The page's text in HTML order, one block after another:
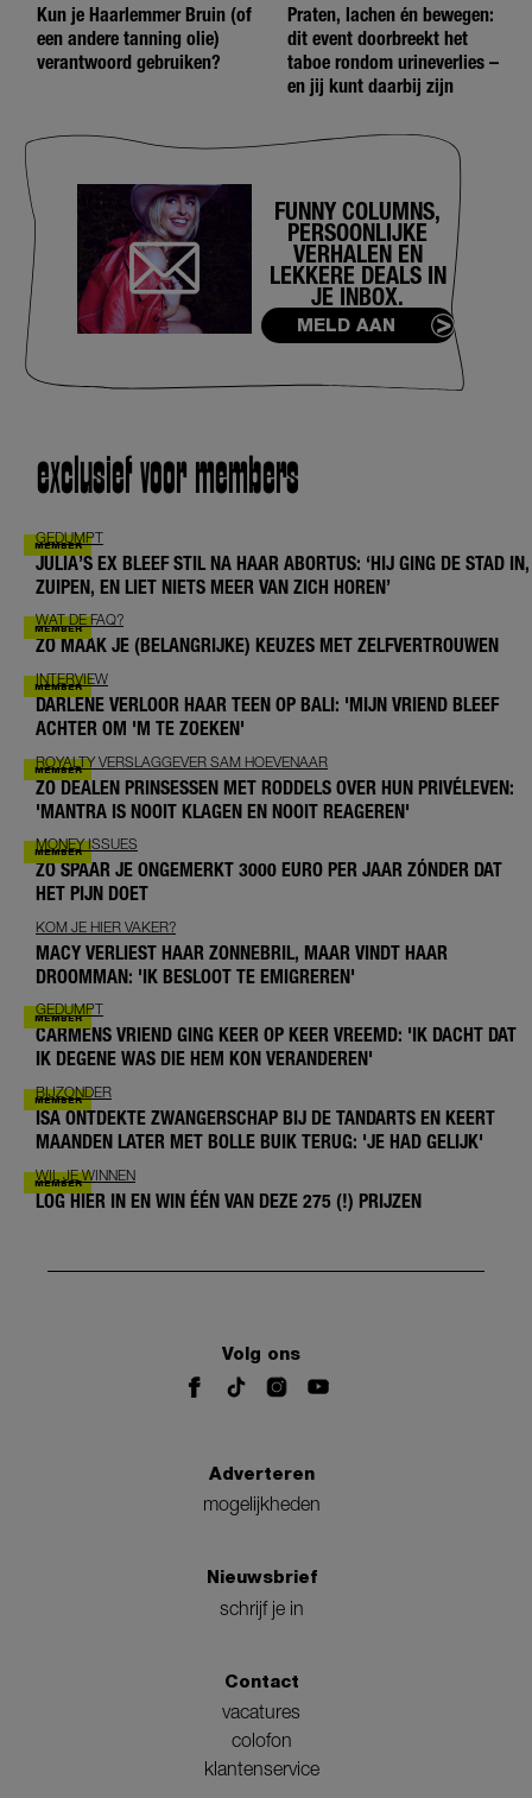
Kun je Haarlemmer Bruin (of
een andere tanning olie)
verantwoord gebruiken?
Praten, lachen én bewegen:
dit event doorbreekt het
taboe rondom urineverlies –
en jij kunt daarbij zijn
FUNNY COLUMNS,
PERSOONLIJKE
VERHALEN EN
LEKKERE DEALS IN
JE INBOX.
MELD AAN
exclusief voor members
GEDUMPT
JULIA’S EX BLEEF STIL NA HAAR ABORTUS: ‘HIJ GING DE STAD IN,
ZUIPEN, EN LIET NIETS MEER VAN ZICH HOREN’
WAT DE FAQ?
ZO MAAK JE (BELANGRIJKE) KEUZES MET ZELFVERTROUWEN
INTERVIEW
DARLENE VERLOOR HAAR TEEN OP BALI: 'MIJN VRIEND BLEEF
ACHTER OM 'M TE ZOEKEN'
ROYALTY VERSLAGGEVER SAM HOEVENAAR
ZO DEALEN PRINSESSEN MET RODDELS OVER HUN PRIVÉLEVEN:
'MANTRA IS NOOIT KLAGEN EN NOOIT REAGEREN'
MONEY ISSUES
ZO SPAAR JE ONGEMERKT 3000 EURO PER JAAR ZÓNDER DAT
HET PIJN DOET
KOM JE HIER VAKER?
MACY VERLIEST HAAR ZONNEBRIL, MAAR VINDT HAAR
DROOMMAN: 'IK BESLOOT TE EMIGREREN'
GEDUMPT
CARMENS VRIEND GING KEER OP KEER VREEMD: 'IK DACHT DAT
IK DEGENE WAS DIE HEM KON VERANDEREN'
BIJZONDER
ISA ONTDEKTE ZWANGERSCHAP BIJ DE TANDARTS EN KEERT
MAANDEN LATER MET BOLLE BUIK TERUG: 'JE HAD GELIJK'
WIL JE WINNEN
LOG HIER IN EN WIN ÉÉN VAN DEZE 275 (!) PRIJZEN
Volg ons
Adverteren
mogelijkheden
Nieuwsbrief
schrijf je in
Contact
vacatures
colofon
klantenservice